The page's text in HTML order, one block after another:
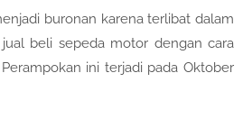
buronan karena terlibat dalam
beli sepeda motor dengan cara
ini terjadi pada Oktober